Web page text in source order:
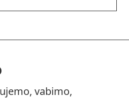
vabimo,